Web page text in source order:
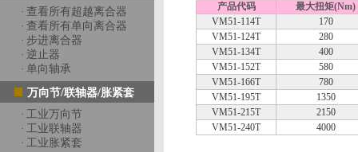
· 查看所有超越离合器
· 查看所有单向离合器
· 步进离合器
· 逆止器
· 单向轴承
万向节/联轴器/胀紧套
· 工业万向节
· 工业联轴器
· 工业胀紧套
产品代码
最大扭矩(Nm)
VM51-114T
170
VM51-124T
280
VM51-134T
400
VM51-152T
580
VM51-166T
780
VM51-195T
1350
VM51-215T
2150
VM51-240T
4000